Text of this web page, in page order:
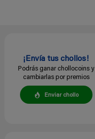
¡Envía tus chollos!
Podrás ganar chollocoins y
cambiarlas por premios
Enviar chollo